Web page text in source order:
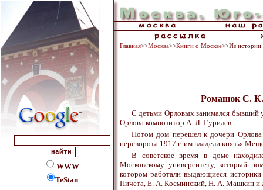
WWW
TeStan
Главная>>Москва>>Книги о Москве>>Из истории
Романюк С. К.
С детьми Орловых занимался бывший
Орлова композитор А. Л. Гурилев.
Потом дом перешел к дочери
переворота 1917 г. им владели князья
В советское время в доме
Московскому университету, который
котором работали выдающиеся
Пичета, Е. А. Косминский, Н. А. Машкин и